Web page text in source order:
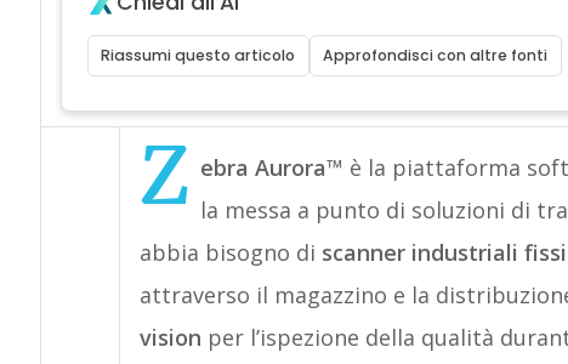
Riassumi questo articolo Approfondisci con altre fonti
Z ebra Aurora™ è la piattaforma
la messa a punto di soluzioni di
abbia bisogno di scanner industriali fissi
attraverso il magazzino e la
vision per l’ispezione della qualità